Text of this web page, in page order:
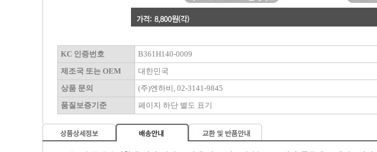
KC 인증번호 B361H140-0009
제조국 또는 OEM
대한민국
상품 문의
(주)엔하비, 02-3141-9845
품질보증기준
페이지 하단 별도 표기